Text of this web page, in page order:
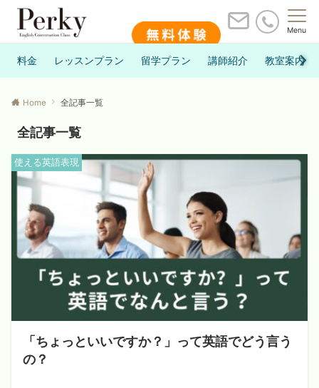
Menu
料金 レッスンプラン 留学プラン 講師紹介 教室案内
Home 全記事一覧
全記事一覧
使える英語表現
「ちょっといいですか？」って英語でどう言う
の？